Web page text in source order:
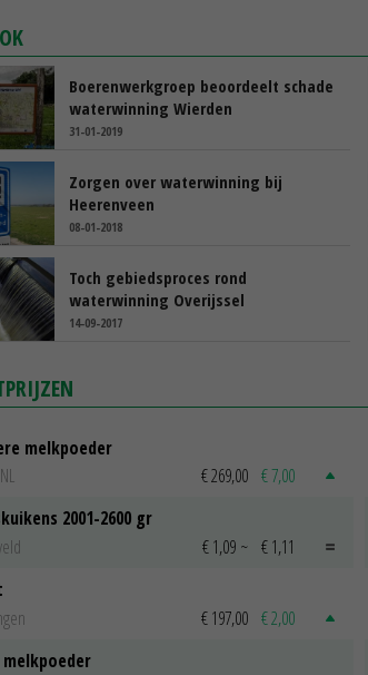
Boerenwerkgroep beoordeelt schade
waterwinning Wierden
31-01-2019
Zorgen over waterwinning bij
Heerenveen
08-01-2018
Toch gebiedsproces rond
waterwinning Overijssel
14-09-2017
melkpoeder
€ 269,00 € 7,00
2001-2600 gr
€ 1,09 ~ € 1,11
€ 197,00 € 2,00